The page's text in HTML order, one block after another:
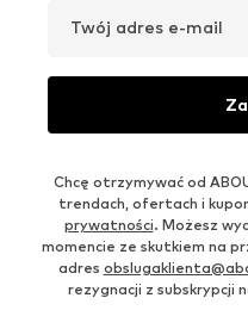
Twój adres e-mail
Chcę otrzymywać od
trendach, ofertach i
prywatności. Możesz
momencie ze skutkiem na
adres
rezygnacji z subskrypcji